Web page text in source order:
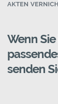
AKTEN
Wenn
senden